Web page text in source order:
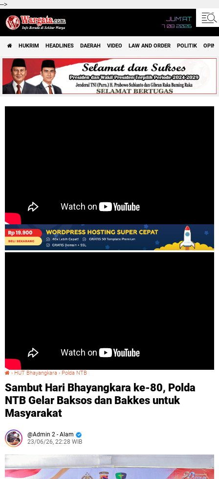
-->
JUM'AT
7 08 2026
HUKRIM HEADLINES DAERAH VIDEO LAW AND ORDER POLITIK OPINI
› HUT Bhayangkara › Polda NTB
Sambut Hari Bhayangkara ke-80, Polda
NTB Gelar Baksos dan Bakkes untuk
Masyarakat
Admin 2 - Alam
23/06/26, 22:28 WIB